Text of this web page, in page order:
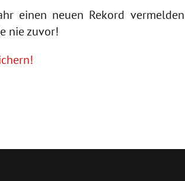
einen neuen Rekord
nie zuvor!